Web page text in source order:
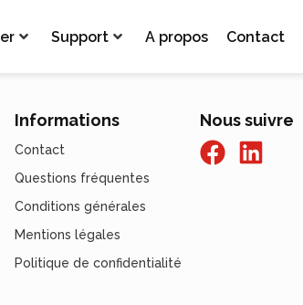
Support A propos Contact
Informations
Contact
Questions fréquentes
Conditions générales
Mentions légales
Politique de confidentialité
Nous suivre